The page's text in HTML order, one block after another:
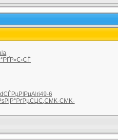
РҐР»С‹СЃ
СЃРµРІРµAlri49-6
РґРµСЏС‚CMK-CMK-